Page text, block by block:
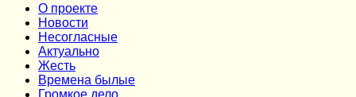
О проекте
Новости
Несогласные
Актуально
Жесть
Времена былые
Громкое дело